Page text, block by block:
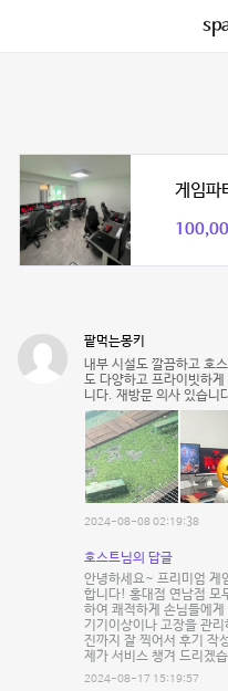
게임파
팥먹는몽키
내부 시설도 깔끔하고 호
도 다양하고 프라이빗하
니다. 재방문 의사 있습니
2024-08-08 02:19:38
호스트님의 답글
안녕하세요~ 프리미엄 게
합니다! 홍대점 연남점 모
하여 쾌적하게 손님들에
기기이상이나 고장을 관
진까지 잘 찍어서 후기 작
제가 서비스 챙겨 드리겠
2024-08-17 15:19:57